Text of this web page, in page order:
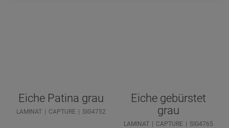
Eiche Patina grau
LAMINAT CAPTURE SIG4752
Eiche gebürstet
grau
LAMINAT CAPTURE SIG4765